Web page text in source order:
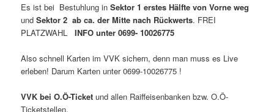
Es ist bei Bestuhlung inSektor 1 erstes Hälfte von Vorne weg
undSektor 2 ab ca. der Mitte nach Rückwerts. FREI
PLATZWAHLINFO unter 0699- 10026775
Also schnell Karten im VVK sichern, denn man muss es Live
erleben! Darum Karten unter 0699-10026775 !
VVK bei O.Ö-Ticket und allen Raiffeisenbanken bzw. O.Ö-
Ticketstellen.